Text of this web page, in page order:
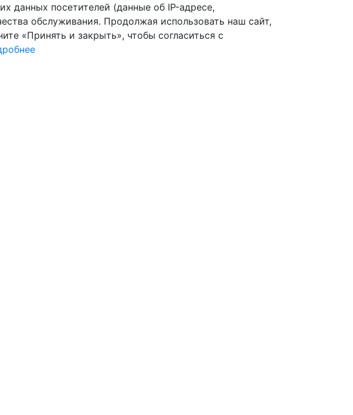
данных посетителей (данные об IP-адресе,
обслуживания. Продолжая использовать наш сайт,
«Принять и закрыть», чтобы согласиться с